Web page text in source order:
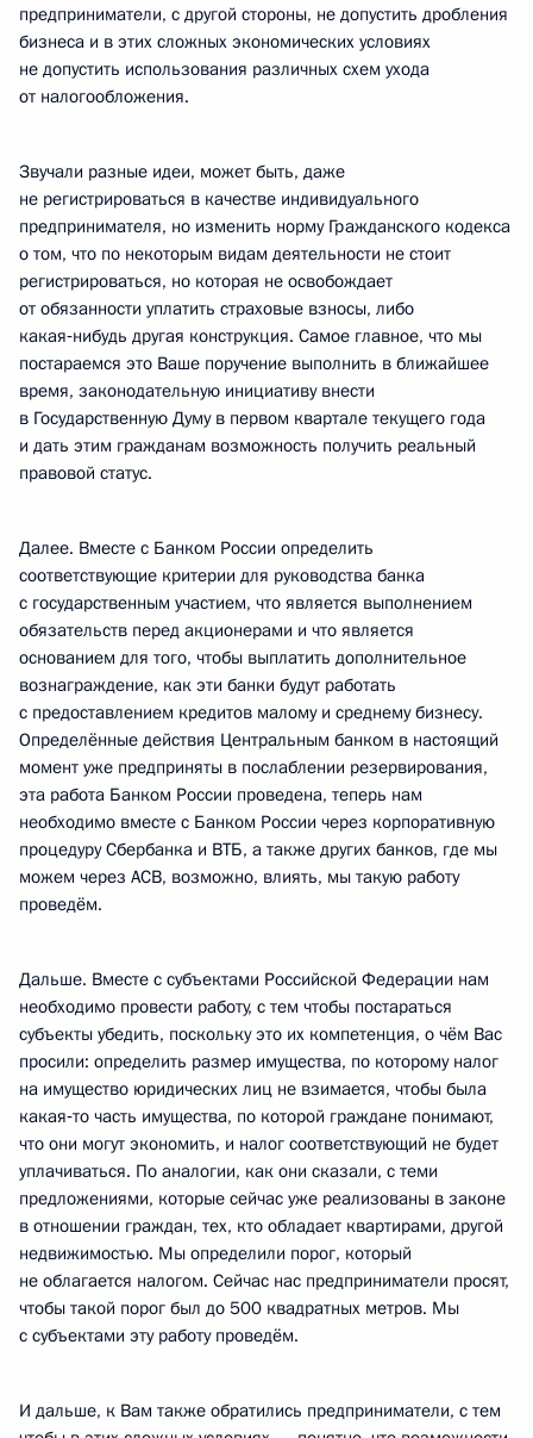
предприниматели, с другой стороны, не допустить дробления
бизнеса и в этих сложных экономических условиях
не допустить использования различных схем ухода
от налогообложения.
Звучали разные идеи, может быть, даже
не регистрироваться в качестве индивидуального
предпринимателя, но изменить норму Гражданского кодекса
о том, что по некоторым видам деятельности не стоит
регистрироваться, но которая не освобождает
от обязанности уплатить страховые взносы, либо
какая‑нибудь другая конструкция. Самое главное, что мы
постараемся это Ваше поручение выполнить в ближайшее
время, законодательную инициативу внести
в Государственную Думу в первом квартале текущего года
и дать этим гражданам возможность получить реальный
правовой статус.
Далее. Вместе с Банком России определить
соответствующие критерии для руководства банка
с государственным участием, что является выполнением
обязательств перед акционерами и что является
основанием для того, чтобы выплатить дополнительное
вознаграждение, как эти банки будут работать
с предоставлением кредитов малому и среднему бизнесу.
Определённые действия Центральным банком в настоящий
момент уже предприняты в послаблении резервирования,
эта работа Банком России проведена, теперь нам
необходимо вместе с Банком России через корпоративную
процедуру Сбербанка и ВТБ, а также других банков, где мы
можем через АСВ, возможно, влиять, мы такую работу
проведём.
Дальше. Вместе с субъектами Российской Федерации нам
необходимо провести работу, с тем чтобы постараться
субъекты убедить, поскольку это их компетенция, о чём Вас
просили: определить размер имущества, по которому налог
на имущество юридических лиц не взимается, чтобы была
какая‑то часть имущества, по которой граждане понимают,
что они могут экономить, и налог соответствующий не будет
уплачиваться. По аналогии, как они сказали, с теми
предложениями, которые сейчас уже реализованы в законе
в отношении граждан, тех, кто обладает квартирами, другой
недвижимостью. Мы определили порог, который
не облагается налогом. Сейчас нас предприниматели просят,
чтобы такой порог был до 500 квадратных метров. Мы
с субъектами эту работу проведём.
И дальше, к Вам также обратились предприниматели, с тем